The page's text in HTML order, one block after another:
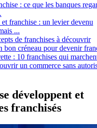
: ce que les banques
franchise : un levier devenu
...
de franchises à découvrir
bon créneau pour devenir
: 10 franchises qui
un commerce sans
développent et
franchisés